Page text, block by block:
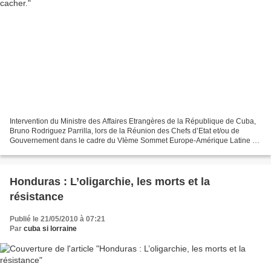
Intervention du Ministre des Affaires Etrangères de la République de Cuba,
Bruno Rodriguez Parrilla, lors de la Réunion des Chefs d’Etat et/ou de
Gouvernement dans le cadre du VIème Sommet Europe-Amérique Latine et
Honduras : L’oligarchie, les morts et la
résistance
Publié le 21/05/2010 à 07:21
Par cuba si lorraine